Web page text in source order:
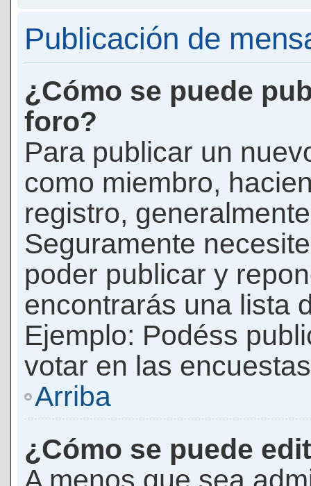
Publicación de
¿Cómo se puede
foro?
Para publicar un
como miembro,
registro,
Seguramente
poder publicar y
encontrarás una lista
Ejemplo: Podéss
votar en las
Arriba
¿Cómo se puede
A menos que sea